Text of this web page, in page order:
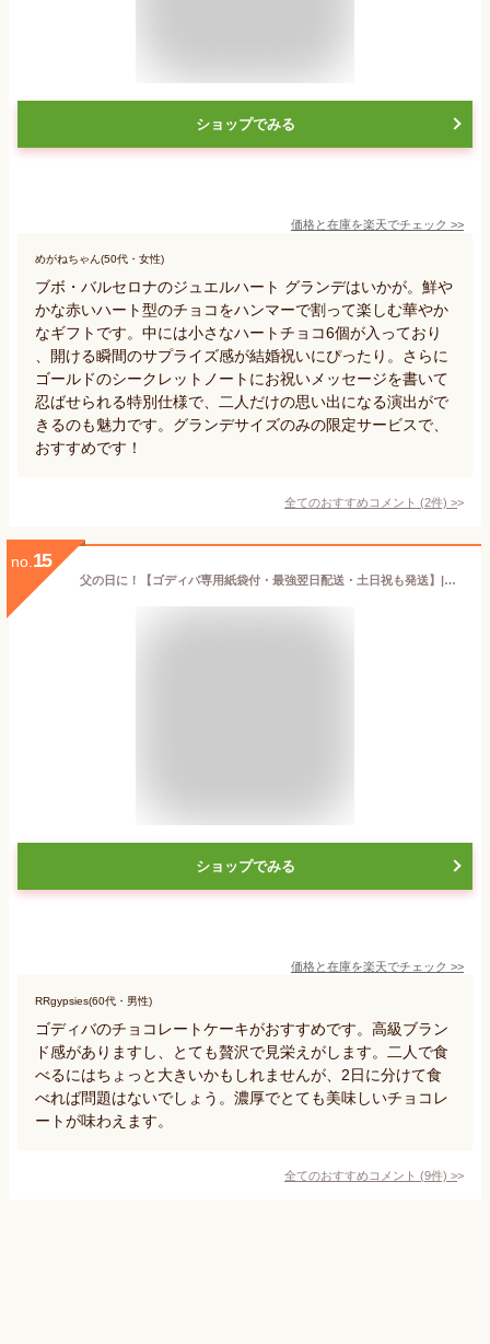
ショップでみる
価格と在庫を楽天でチェック >>
めがねちゃん(50代・女性)
ブボ・バルセロナのジュエルハート グランデはいかが。鮮や
かな赤いハート型のチョコをハンマーで割って楽しむ華やか
なギフトです。中には小さなハートチョコ6個が入っており
、開ける瞬間のサプライズ感が結婚祝いにぴったり。さらに
ゴールドのシークレットノートにお祝いメッセージを書いて
忍ばせられる特別仕様で、二人だけの思い出になる演出がで
きるのも魅力です。グランデサイズのみの限定サービスで、
おすすめです！
全てのおすすめコメント (2件) >
no. 15
父の日に！【ゴディバ専用紙袋付・最強翌日配送・土日祝も発送】|ゴディバ チョコレートケーキ|入進学 お祝い お誕生日 ご自宅用 自分へのご褒美にGODIVA スイーツ プレゼント 送料無料 結婚祝い 出産内祝い お返し 写真入り メッセージカード 贈答品 【sztc】
ショップでみる
価格と在庫を楽天でチェック >>
RRgypsies(60代・男性)
ゴディバのチョコレートケーキがおすすめです。高級ブラン
ド感がありますし、とても贅沢で見栄えがします。二人で食
べるにはちょっと大きいかもしれませんが、2日に分けて食
べれば問題はないでしょう。濃厚でとても美味しいチョコレ
ートが味わえます。
全てのおすすめコメント (9件) >